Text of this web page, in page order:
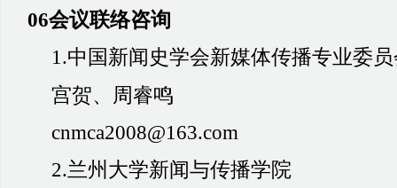
06会议联络咨询
1.中国新闻史学会新媒体传播专业委
宫贺、周睿鸣
cnmca2008@163.com
2.兰州大学新闻与传播学院